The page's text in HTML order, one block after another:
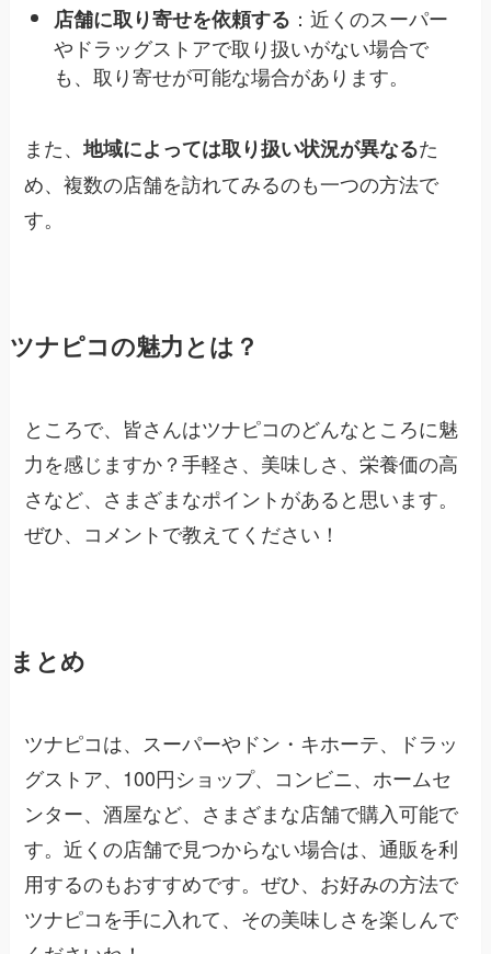
店舗に取り寄せを依頼する ：近くのスーパー
やドラッグストアで取り扱いがない場合で
も、取り寄せが可能な場合があります。
また、地域によっては取り扱い状況が異なるた
め、複数の店舗を訪れてみるのも一つの方法で
す。
ツナピコの魅力とは？
ところで、皆さんはツナピコのどんなところに魅
力を感じますか？手軽さ、美味しさ、栄養価の高
さなど、さまざまなポイントがあると思います。
ぜひ、コメントで教えてください！
まとめ
ツナピコは、スーパーやドン・キホーテ、ドラッ
グストア、100円ショップ、コンビニ、ホームセ
ンター、酒屋など、さまざまな店舗で購入可能で
す。近くの店舗で見つからない場合は、通販を利
用するのもおすすめです。ぜひ、お好みの方法で
ツナピコを手に入れて、その美味しさを楽しんで